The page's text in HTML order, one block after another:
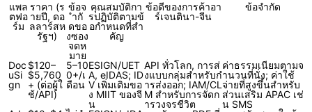
แพล
ตฟอ
ร์ม
ราคา (ร
ายปี, ดอ
ลลาร์สห
รัฐฯ)
ข้อจ
ำกั
ดขอ
งซอง
จดห
มาย
คุณสมบัติกา
รปฏิบัติตามข้
อกำหนดที่สำ
คัญ
ข้อดีของการค้าอา
ร์เจนตินา-จีน
ข้อจำกัด
Doc
uSi
gn
$120–
$5,760
+ (ต่อผู้ใ
ช้/API)
5–10
0+/เ
ดือน
ESIGN/UET
A, eIDAS; ID
V เพิ่มเติมขอ
ง MIIT ของจี
น
API ทั่วโลก, การส่
งแบบกลุ่มสำหรับก
ารส่งออก; IAM/CL
M สำหรับการจัดก
ารวงจรชีวิต
ค่าธรรมเนียมตามจ
ำนวนที่นั่ง; ค่าใช้
จ่ายที่สูงขึ้นสำหรับ
ส่วนเสริม APAC เช่
น SMS